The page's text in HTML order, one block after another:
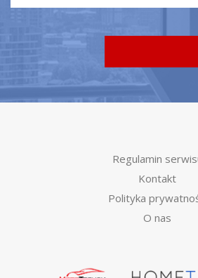
Regulamin
Kontakt
Polityka
O nas